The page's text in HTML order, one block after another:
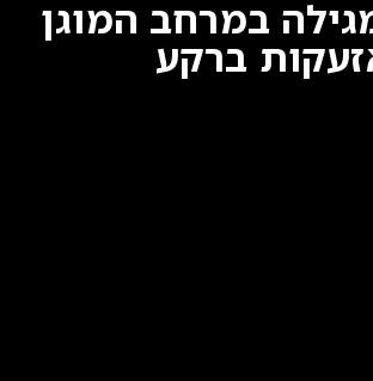
במרחב המוגן
ברקע